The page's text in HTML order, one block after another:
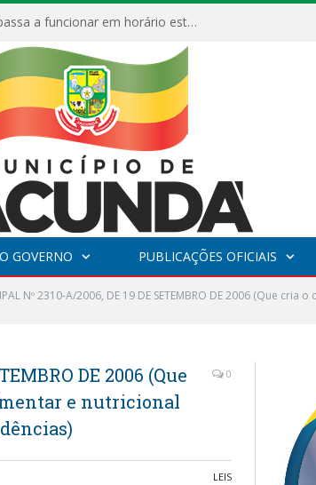
ESF Alto Paraíso é reinaugurada e passa a funcionar em horário estendido
O GOVERNO PUBLICAÇÕES OFICIAIS
Nº 2310-A/2006, DE 19 DE SETEMBRO DE 2006 (Que
DE 2006 (Que
e nutricional
0
LEIS